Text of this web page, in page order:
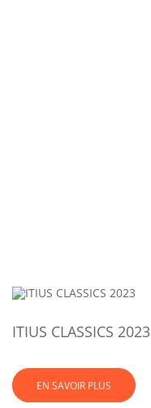
ITIUS CLASSICS 2023
EN SAVOIR PLUS